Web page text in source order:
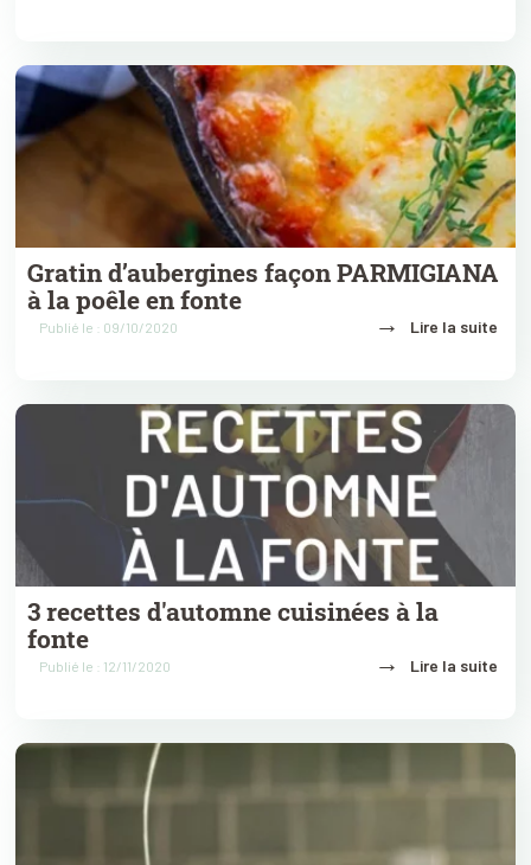
Gratin d’aubergines façon PARMIGIANA
à la poêle en fonte
Publié le : 09/10/2020 → Lire la suite
3 recettes d'automne cuisinées à la
fonte
Publié le : 12/11/2020 → Lire la suite